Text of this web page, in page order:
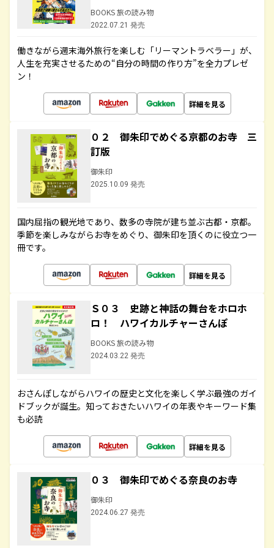
BOOKS 旅の読み物
2022.07.21 発売
働きながら週末海外旅行を楽しむ「リーマントラベラー」が、
人生を充実させるための“自分の時間の作り方”を全力プレゼ
ン！
詳細を見る
０２ 御朱印でめぐる京都のお寺 三
訂版
御朱印
2025.10.09 発売
国内屈指の観光地であり、数多の寺院が建ち並ぶ古都・京都。
季節を楽しみながらお寺をめぐり、御朱印を頂くのに役立つ一
冊です。
詳細を見る
Ｓ０３ 史跡と神話の舞台をホロホ
ロ！ ハワイカルチャーさんぽ
BOOKS 旅の読み物
2024.03.22 発売
おさんぽしながらハワイの歴史と文化を楽しく学ぶ最強のガイ
ドブックが誕生。知っておきたいハワイの年表やキーワード集
も必読
詳細を見る
０３ 御朱印でめぐる奈良のお寺
御朱印
2024.06.27 発売